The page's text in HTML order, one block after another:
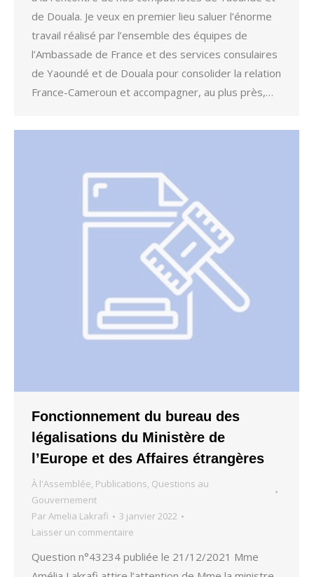
de Douala. Je veux en premier lieu saluer l’énorme
travail réalisé par l’ensemble des équipes de
l’Ambassade de France et des services consulaires
de Yaoundé et de Douala pour consolider la relation
France-Cameroun et accompagner, au plus près,…
Fonctionnement du bureau des
légalisations du Ministère de
l’Europe et des Affaires étrangères
À l'Assemblée, Publications, Questions au
Gouvernement
ParAmelia Lakrafi
3 janvier 2022
Laisser un commentaire
Question n°43234 publiée le 21/12/2021 Mme